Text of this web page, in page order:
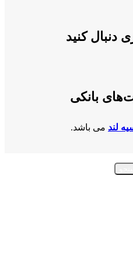
دنبال کنید
بانکی
لند می باشد.